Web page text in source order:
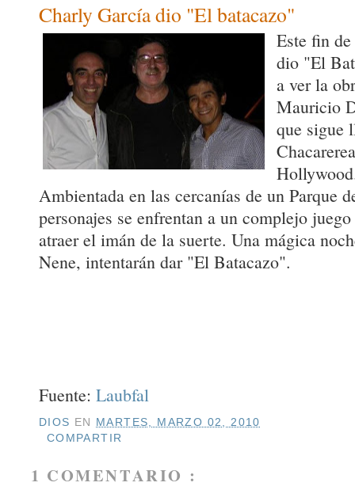
Charly García dio "El batacazo"
Este fin
dio "El
a ver la
Mauricio
que sigue
Ambientada en las cercanías de un Parque
personajes se enfrentan a un complejo
atraer el imán de la suerte. Una mágica
Nene, intentarán dar "El Batacazo".
Fuente: Laubfal
DIOS EN MARTES, MARZO 02, 2010
COMPARTIR
1 COMENTARIO :